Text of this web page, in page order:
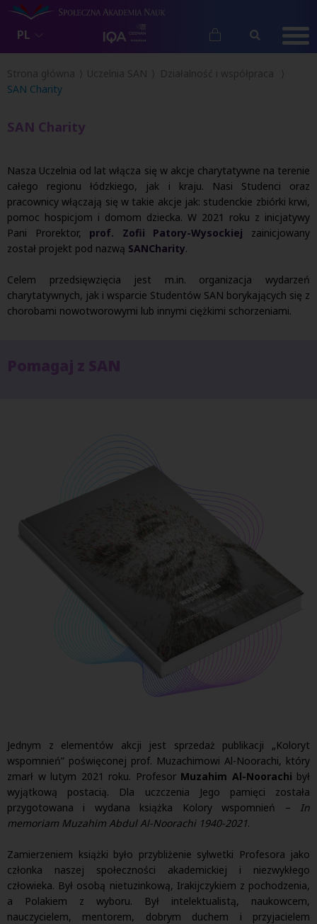
PL
Strona główna Uczelnia SAN
Działalność i współpraca
SAN Charity
SAN Charity
Nasza Uczelnia od lat włącza się w akcje charytatywne na terenie
całego regionu łódzkiego, jak i kraju. Nasi Studenci oraz
pracownicy włączają się w takie akcje jak: studenckie zbiórki krwi,
pomoc hospicjom i domom dziecka. W 2021 roku z inicjatywy
Pani Prorektor, prof. Zofii Patory-Wysockiej
zainicjowany
został projekt pod nazwą SANCharity.
Celem przedsięwzięcia jest m.in. organizacja wydarzeń
charytatywnych, jak i wsparcie Studentów SAN borykających się z
chorobami nowotworowymi lub innymi ciężkimi schorzeniami.
Jednym z elementów akcji jest sprzedaż publikacji „Koloryt
wspomnień” poświęconej prof. Muzachimowi Al-Noorachi, który
zmarł w lutym 2021 roku. Profesor Muzahim Al-Noorachi był
wyjątkową postacią. Dla uczczenia Jego pamięci została
przygotowana i wydana książka Kolory wspomnień –
In
memoriam Muzahim Abdul Al-Noorachi 1940-2021.
Zamierzeniem książki było przybliżenie sylwetki Profesora jako
członka naszej społeczności akademickiej i niezwykłego
człowieka. Był osobą nietuzinkową, Irakijczykiem z pochodzenia,
a Polakiem z wyboru. Był intelektualistą, naukowcem,
nauczycielem, mentorem, dobrym duchem i przyjacielem